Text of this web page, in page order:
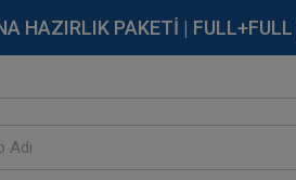
HAZIRLIK PAKETİ |